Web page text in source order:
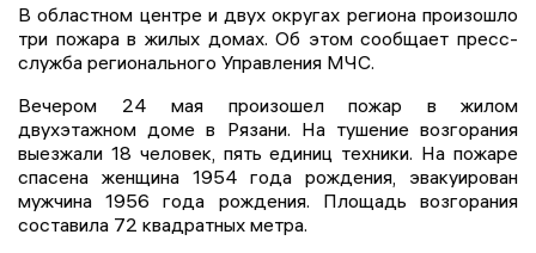
В областном центре и двух округах региона произошло
три пожара в жилых домах. Об этом сообщает пресс-
служба регионального Управления МЧС.
Вечером 24 мая произошел пожар в жилом
двухэтажном доме в Рязани. На тушение возгорания
выезжали 18 человек, пять единиц техники. На пожаре
спасена женщина 1954 года рождения, эвакуирован
мужчина 1956 года рождения. Площадь возгорания
составила 72 квадратных метра.